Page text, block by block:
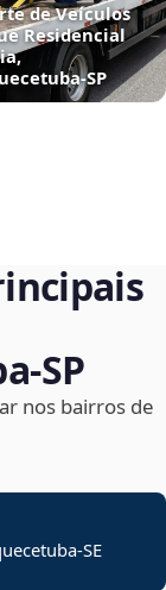
de Veículos
Residencial
nos bairros de
-SE